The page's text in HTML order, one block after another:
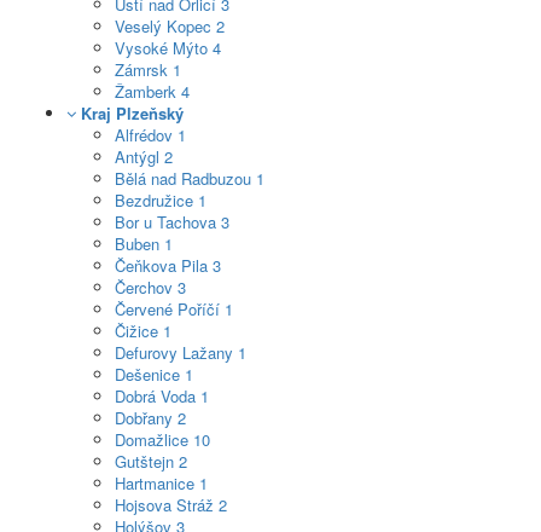
Veselý Kopec 2
Vysoké Mýto 4
Zámrsk 1
Žamberk 4
Kraj Plzeňský
Alfrédov 1
Antýgl 2
Bělá nad Radbuzou 1
Bezdružice 1
Bor u Tachova 3
Buben 1
Čeňkova Pila 3
Čerchov 3
Červené Poříčí 1
Čižice 1
Defurovy Lažany 1
Dešenice 1
Dobrá Voda 1
Dobřany 2
Domažlice 10
Gutštejn 2
Hartmanice 1
Hojsova Stráž 2
Holýšov 3